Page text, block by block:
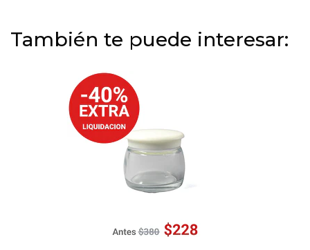
También te puede interesar: